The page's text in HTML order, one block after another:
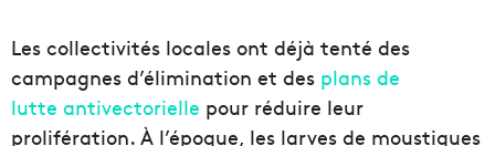
Les collectivités locales ont déjà tenté des
campagnes d’élimination et des plans de
lutte antivectorielle pour réduire leur
prolifération. À l’époque, les larves de moustiques